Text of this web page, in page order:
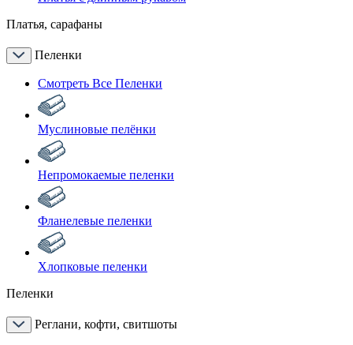
Платья, сарафаны
Пеленки
Смотреть Все Пеленки
Муслиновые пелёнки
Непромокаемые пеленки
Фланелевые пеленки
Хлопковые пеленки
Пеленки
Реглани, кофти, свитшоты